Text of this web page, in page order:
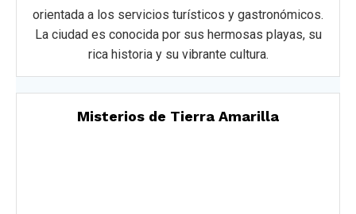
orientada a los servicios turísticos y gastronómicos.
La ciudad es conocida por sus hermosas playas, su
rica historia y su vibrante cultura.
Misterios de Tierra Amarilla